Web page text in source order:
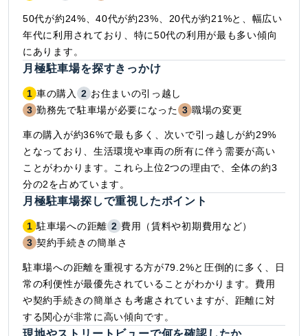
50代が約24%、40代が約23%、20代が約21%と、幅広い
年代に利用されており、特に50代の利用が最も多い傾向
にあります。
月極駐車場を探すきっかけ
1 車の購入 2 お住まいの引っ越し
3 勤務先で駐車場が必要になった 3 職場の変更
車の購入が約36%で最も多く、次いで引っ越しが約29%
となっており、生活環境や車両の所有に伴う需要が高い
ことがわかります。これら上位2つの理由で、全体の約3
分の2を占めています。
月極駐車場探しで重視したポイント
1 駐車場への距離 2 費用（賃料や初期費用など）
3 契約手続きの簡単さ
駐車場への距離を重視する方が79.2%と圧倒的に多く、日
常の利便性が最優先されていることがわかります。費用
や契約手続きの簡単さも考慮されていますが、距離に対
する関心が非常に高い傾向です。
現地やストリートビューで何を確認したか